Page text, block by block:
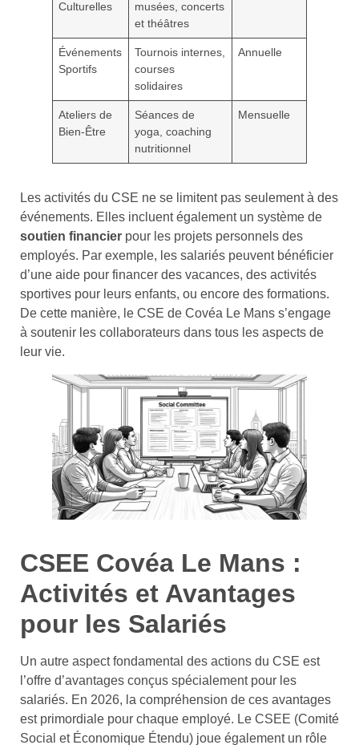
Culturelles
musées, concerts
et théâtres
Événements
Sportifs
Tournois internes,
courses
solidaires
Annuelle
Ateliers de
Bien-Être
Séances de
yoga, coaching
nutritionnel
Mensuelle
Les activités du CSE ne se limitent pas seulement à des
événements. Elles incluent également un système de
soutien financier pour les projets personnels des
employés. Par exemple, les salariés peuvent bénéficier
d’une aide pour financer des vacances, des activités
sportives pour leurs enfants, ou encore des formations.
De cette manière, le CSE de Covéa Le Mans s’engage
à soutenir les collaborateurs dans tous les aspects de
leur vie.
CSEE Covéa Le Mans :
Activités et Avantages
pour les Salariés
Un autre aspect fondamental des actions du CSE est
l’offre d’avantages conçus spécialement pour les
salariés. En 2026, la compréhension de ces avantages
est primordiale pour chaque employé. Le CSEE (Comité
Social et Économique Étendu) joue également un rôle